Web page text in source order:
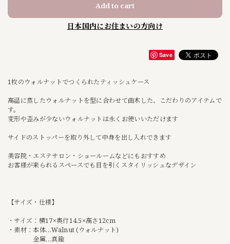
Add to cart
日本国内にお住まいの方向け
Save
1枚のウォルナットでつくられたティッシュケース
高温に蒸したウォルナットを型に合わせて曲木した、こだわりのアイテムで
す。
変形や歪みが少ないウォルナットは永くお使いいただけます
サイドのストッパーを取り外して中身を出し入れできます
美容院・エステサロン・ショールームなどにもおすすめ
お客様が来られるスペースでも目を引くスタイリッシュなデザイン
【サイズ・仕様】
・サイズ：横17×奥行14.5×高さ12cm
・素材：本体…Walnut (ウォルナット)
金属…真鍮